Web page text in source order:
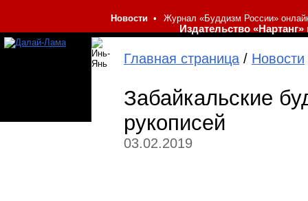
Новости • Журнал «Буддизм России»
Издательство «Нартанг»
Главная страница / Новости
Забайкальские
рукописей
03.02.2019